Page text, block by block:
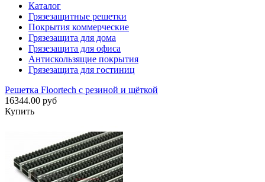
Каталог
Грязезащитные решетки
Покрытия коммерческие
Грязезащита для дома
Грязезащита для офиса
Антискользящие покрытия
Грязезащита для гостиниц
Решетка Floortech с резиной и щёткой
16344.00 руб
Купить